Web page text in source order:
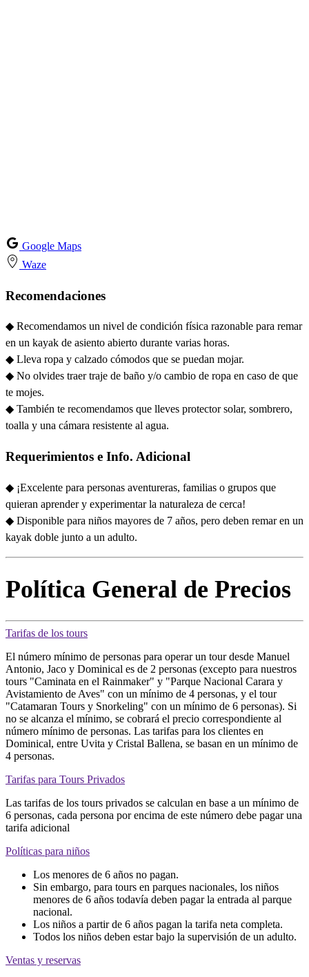
Google Maps
Waze
Recomendaciones
◆ Recomendamos un nivel de condición física razonable para remar
en un kayak de asiento abierto durante varias horas.
◆ Lleva ropa y calzado cómodos que se puedan mojar.
◆ No olvides traer traje de baño y/o cambio de ropa en caso de que
te mojes.
◆ También te recomendamos que lleves protector solar, sombrero,
toalla y una cámara resistente al agua.
Requerimientos e Info. Adicional
◆ ¡Excelente para personas aventureras, familias o grupos que
quieran aprender y experimentar la naturaleza de cerca!
◆ Disponible para niños mayores de 7 años, pero deben remar en un
kayak doble junto a un adulto.
Política General de Precios
Tarifas de los tours
El número mínimo de personas para operar un tour desde Manuel
Antonio, Jaco y Dominical es de 2 personas (excepto para nuestros
tours "Caminata en el Rainmaker" y "Parque Nacional Carara y
Avistamiento de Aves" con un mínimo de 4 personas, y el tour
"Catamaran Tours y Snorkeling" con un mínimo de 6 personas). Si
no se alcanza el mínimo, se cobrará el precio correspondiente al
número mínimo de personas. Las tarifas para los clientes en
Dominical, entre Uvita y Cristal Ballena, se basan en un mínimo de
4 personas.
Tarifas para Tours Privados
Las tarifas de los tours privados se calculan en base a un mínimo de
6 personas, cada persona por encima de este número debe pagar una
tarifa adicional
Políticas para niños
Los menores de 6 años no pagan.
Sin embargo, para tours en parques nacionales, los niños
menores de 6 años todavía deben pagar la entrada al parque
nacional.
Los niños a partir de 6 años pagan la tarifa neta completa.
Todos los niños deben estar bajo la supervisión de un adulto.
Ventas y reservas